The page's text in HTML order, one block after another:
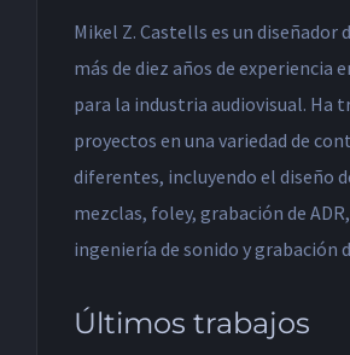
Mikel Z. Castells es un diseñador
más de diez años de experiencia
para la industria audiovisual. Ha
proyectos en una variedad de
diferentes, incluyendo el diseño
mezclas, foley, grabación de
ingeniería de sonido y grabación
Últimos trabajos